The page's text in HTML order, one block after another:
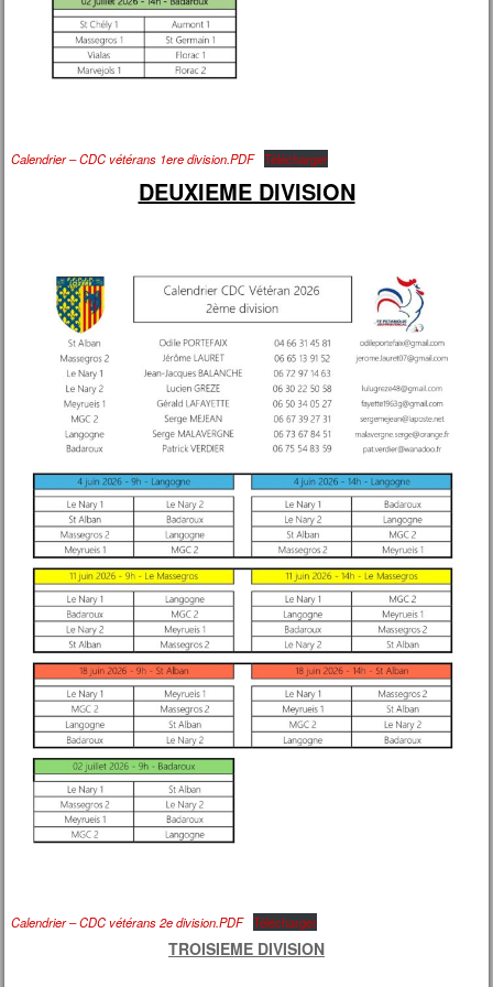
Calendrier – CDC vétérans 1ere division.PDF Télécharger
DEUXIEME DIVISION
Calendrier – CDC vétérans 2e division.PDF Télécharger
TROISIEME DIVISION